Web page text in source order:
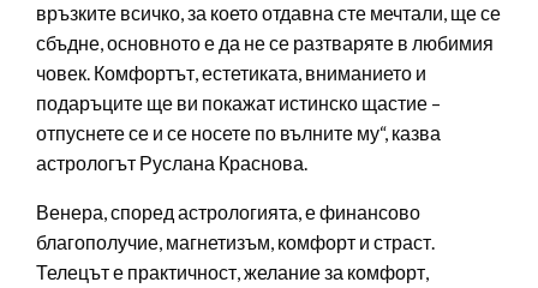
връзките всичко, за което отдавна сте мечтали, ще се
сбъдне, основното е да не се разтваряте в любимия
човек. Комфортът, естетиката, вниманието и
подаръците ще ви покажат истинско щастие –
отпуснете се и се носете по вълните му“, казва
астрологът Руслана Краснова.
Венера, според астрологията, е финансово
благополучие, магнетизъм, комфорт и страст.
Телецът е практичност, желание за комфорт,